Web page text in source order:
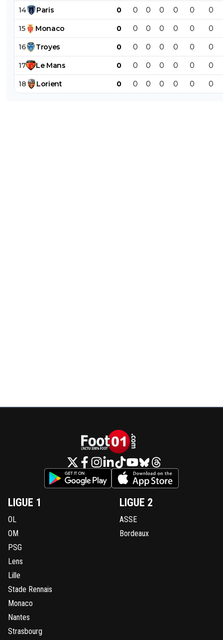
14 Paris 0 0 0 0 0 0 0
15 Monaco 0 0 0 0 0 0 0
16 Troyes 0 0 0 0 0 0 0
17 Le Mans 0 0 0 0 0 0 0
18 Lorient 0 0 0 0 0 0 0
LIGUE 1
OL
OM
PSG
Lens
Lille
Stade Rennais
Monaco
Nantes
Strasbourg
LIGUE 2
ASSE
Bordeaux